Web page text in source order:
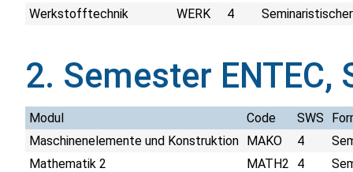
Werkstofftechnik
WERK 4
2. Semester ENTEC,
Modul Code SWS
Maschinenelemente und Konstruktion MAKO 4
Mathematik 2
MATH2 4